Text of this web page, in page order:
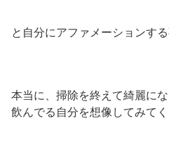
と自分にアファメーションす
本当に、掃除を終えて綺麗に
飲んでる自分を想像してみてく